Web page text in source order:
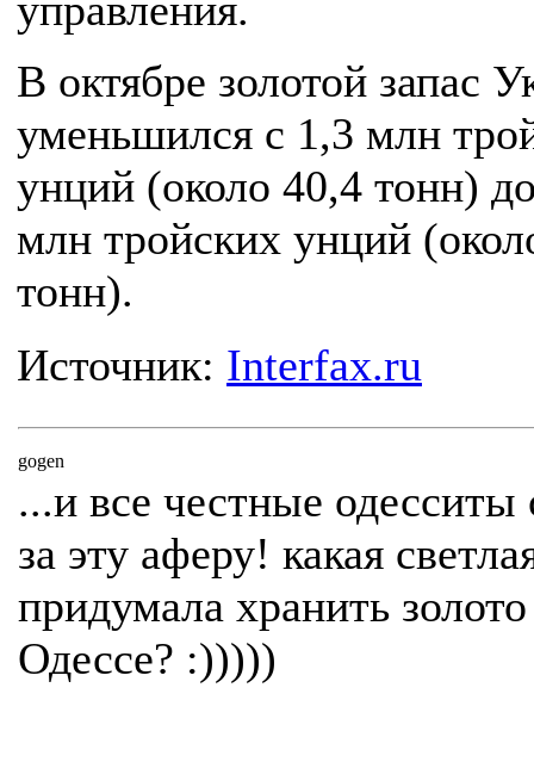
В октябре золотой запас
уменьшился с 1,3 млн
унций (около 40,4 тонн)
млн тройских унций
тонн).
Источник: Interfax.ru
gogen
...и все честные одесситы
за эту аферу! какая
придумала хранить
Одессе? :)))))